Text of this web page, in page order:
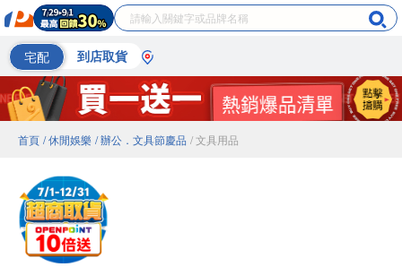
宅配 到店取貨
首頁 / 休閒娛樂 / 辦公．文具節慶品 / 文具用品